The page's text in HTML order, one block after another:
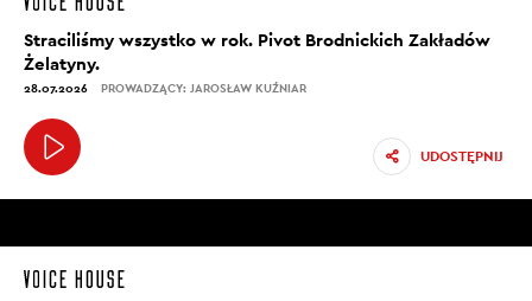
Straciliśmy wszystko w rok. Pivot Brodnickich Zakładów
Żelatyny.
28.07.2026 PROWADZĄCY: JAROSŁAW KUŹNIAR
UDOSTĘPNIJ